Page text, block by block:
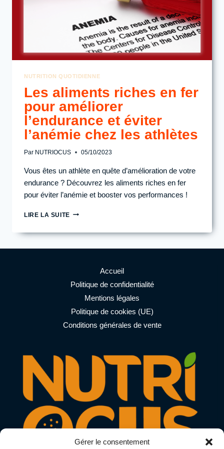
Gérer le consentement
NUTRITION QUOTIDIENNE
Les aliments riches en fer
pour améliorer
l’endurance et éviter
l’anémie chez les athlètes
Par NUTRIOCUS 05/10/2023
Vous êtes un athlète en quête d’amélioration de votre
endurance ? Découvrez les aliments riches en fer
pour éviter l’anémie et booster vos performances !
LIRE LA SUITELES
RICHES
FER
AMÉLIORER
ET
ÉVITER
L’ANÉMIE
LES
Accueil
Politique de confidentialité
Mentions légales
Politique de cookies (UE)
Conditions générales de vente